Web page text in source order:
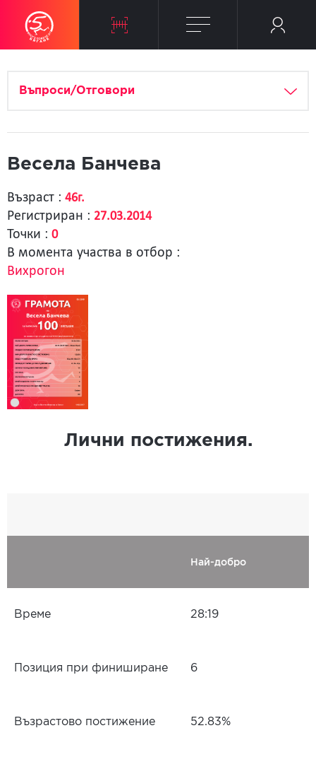
Въпроси/Отговори
Весела Банчева
Възраст : 46г.
Регистриран : 27.03.2014
Точки : 0
В момента участва в отбор :
Вихрогон
Лични постижения.
Най-добро
Време 28:19
Позиция при финиширане 6
Възрастово постижение 52.83%